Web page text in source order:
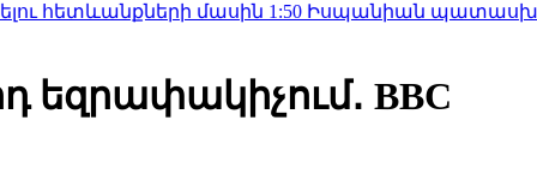
մասին1:50Իսպանիան պատասխան
եզրափակիչում․ BBC